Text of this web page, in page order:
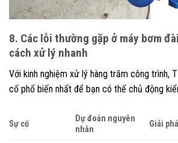
8. Các lỗi thường gặp ở máy bơm
cách xử lý nhanh
Với kinh nghiệm xử lý hàng trăm công trình,
cố phổ biến nhất để bạn có thể chủ động
Sự cố
Dự đoán nguyên
nhân
Giải